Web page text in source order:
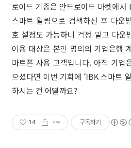
로이드 기종은 안드로이드 마켓에
스마트 알림으로 검색하신 후 다운
호 설정도 가능하니 걱정 말고 다운
이용 대상은 본인 명의의 기업은행
마트폰 사용 고객입니다. 아직 기업
으셨다면 이번 기회에 ‘IBK 스마트
하시는 건 어떨까요?
14 구독하기